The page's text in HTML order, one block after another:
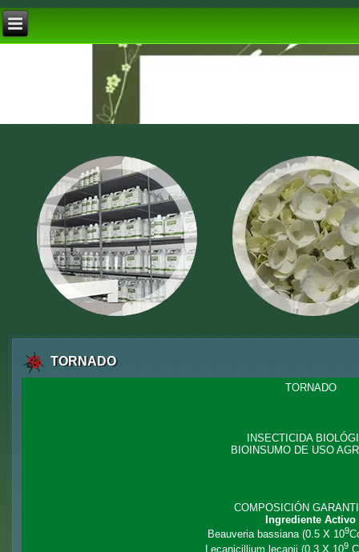
TORNADO
TORNADO
INSECTICIDA
BIOINSUMO DE USO
COMPOSICIÓN
Ingrediente Activo
Beauveria bassiana (0.5 X 109
Lecanicillium lecanii (0.3 X 109